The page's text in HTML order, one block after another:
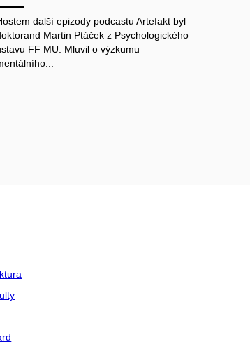
další epizody podcastu Artefakt byl
Martin Ptáček z Psychologického
FF MU. Mluvil o výzkumu